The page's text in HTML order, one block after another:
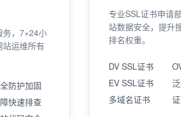
务，7×24小
运维所有
防护加固
快速排查
专业SSL证书申请
站数据安全，提升
排名权重。
DV SSL证书
EV SSL证书
多域名证书